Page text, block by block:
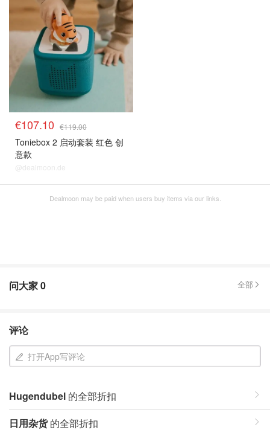
€107.10 €119.00
Toniebox 2 启动套装 红色 创
意款
@dealmoon.de
Dealmoon may be paid when users buy items via our links.
问大家0 全部
评论
打开App写评论
Hugendubel 的全部折扣
日用杂货的全部折扣